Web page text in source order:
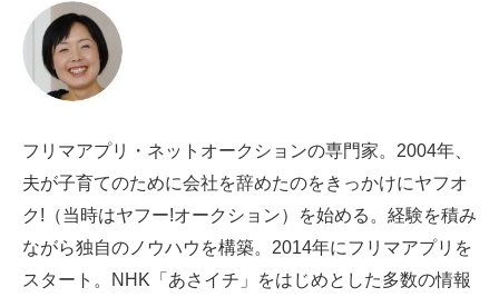
企業向けIT製品の総合サイト
IT製品の技術・比較・事例
製造業のIT導入・活用を支援
モノづくり技術者専門サイト
電子設計の基本と応用
フリマアプリ・ネットオークションの専門家。2004年、
夫が子育てのために会社を辞めたのをきっかけにヤフオ
ク!（当時はヤフー!オークション）を始める。経験を積み
ながら独自のノウハウを構築。2014年にフリマアプリを
スタート。NHK「あさイチ」をはじめとした多数の情報